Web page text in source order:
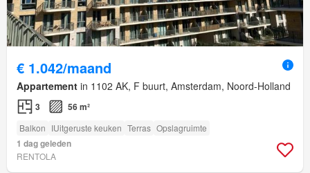
€ 1.042/maand
Appartement in 1102 AK, F buurt, Amsterdam, Noord-Holland
3 56 m²
Balkon IUitgeruste keuken Terras Opslagruimte
1 dag geleden
RENTOLA